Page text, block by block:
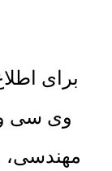
برای
وی سی
مهندسی،